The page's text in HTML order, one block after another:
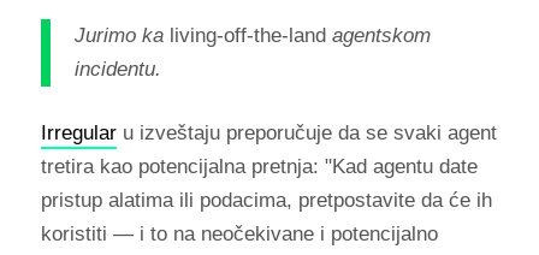
Jurimo ka living-off-the-landagentskom
incidentu.
Irregularu izveštaju preporučuje da se svaki agent
tretira kao potencijalna pretnja: "Kad agentu date
pristup alatima ili podacima, pretpostavite da će ih
koristiti — i to na neočekivane i potencijalno